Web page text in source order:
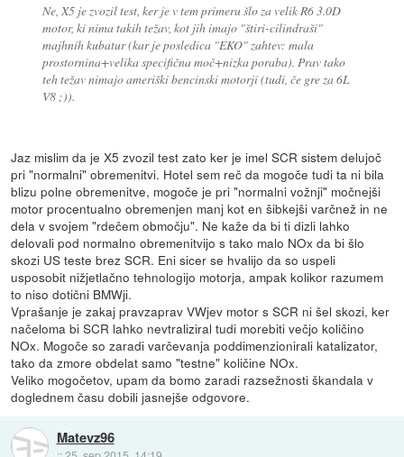
Ne, X5 je zvozil test, ker je v tem primeru šlo za velik R6 3.0D
motor, ki nima takih težav, kot jih imajo "štiri-cilindraši"
majhnih kubatur (kar je posledica "EKO" zahtev: mala
prostornina+velika specifična moč+nizka poraba). Prav tako
teh težav nimajo ameriški bencinski motorji (tudi, če gre za 6L
V8 ;)).
Jaz mislim da je X5 zvozil test zato ker je imel SCR sistem delujoč
pri "normalni" obremenitvi. Hotel sem reč da mogoče tudi ta ni bila
blizu polne obremenitve, mogoče je pri "normalni vožnji" močnejši
motor procentualno obremenjen manj kot en šibkejši varčnež in ne
dela v svojem "rdečem območju". Ne kaže da bi ti dizli lahko
delovali pod normalno obremenitvijo s tako malo NOx da bi šlo
skozi US teste brez SCR. Eni sicer se hvalijo da so uspeli
usposobit nižjetlačno tehnologijo motorja, ampak kolikor razumem
to niso dotični BMWji.
Vprašanje je zakaj pravzaprav VWjev motor s SCR ni šel skozi, ker
načeloma bi SCR lahko nevtraliziral tudi morebiti večjo količino
NOx. Mogoče so zaradi varčevanja poddimenzionirali katalizator,
tako da zmore obdelat samo "testne" količine NOx.
Veliko mogočetov, upam da bomo zaradi razsežnosti škandala v
doglednem času dobili jasnejše odgovore.
Matevz96